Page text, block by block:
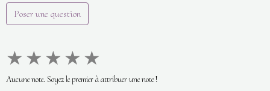
Poser une question
★ ★ ★ ★ ★
Aucune note. Soyez le premier à attribuer une note !